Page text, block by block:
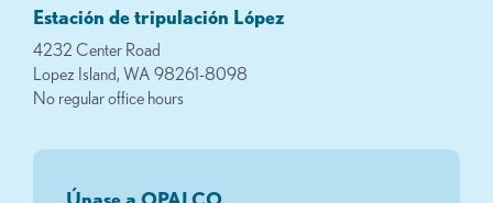
Estación de tripulación López
4232 Center Road
Lopez Island, WA 98261-8098
No regular office hours
Únase a OPALCO